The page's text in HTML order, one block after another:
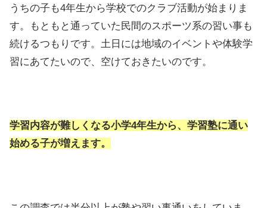
うちの子も4年生から学校でのクラブ活動が始まりま
す。もともと通っていた民間のスポーツ系の習い事も
続けるつもりです。土日には地域のイベントや体験学
習にあてたいので、空けておきたいのです。
学習内容が難しくなる小学4年生から、学習塾に通い
始める子が増えます。